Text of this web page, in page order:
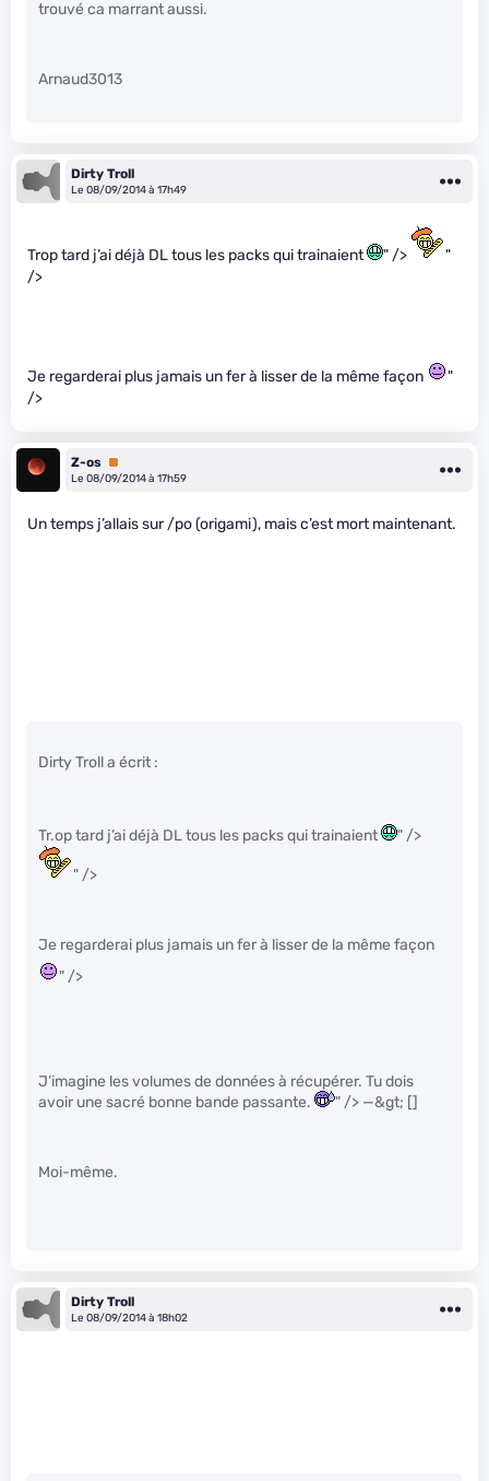
trouvé ca marrant aussi.
Arnaud3013
Dirty Troll
Le 08/09/2014 à 17h49
Trop tard j’ai déjà DL tous les packs qui trainaient " />
"
/>
Je regarderai plus jamais un fer à lisser de la même façon
"
/>
Z-os Premium
Le 08/09/2014 à 17h59
Un temps j’allais sur /po (origami), mais c’est mort maintenant.
Dirty Troll a écrit :
Tr.op tard j’ai déjà DL tous les packs qui trainaient " />
" />
Je regarderai plus jamais un fer à lisser de la même façon
" />
J’imagine les volumes de données à récupérer. Tu dois
avoir une sacré bonne bande passante.
" /> —&gt; []
Moi-même.
Dirty Troll
Le 08/09/2014 à 18h02